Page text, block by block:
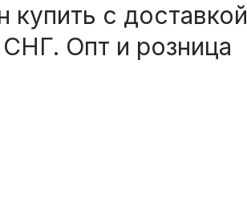
купить с доставкой
Опт и розница